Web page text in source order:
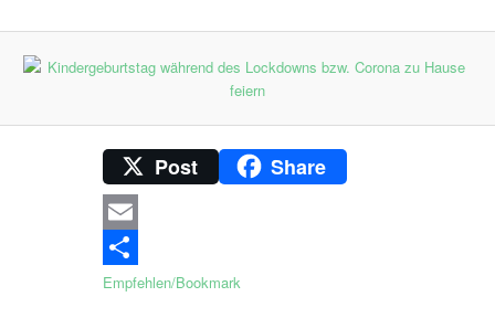
Post Share
Email
Empfehlen/Bookmark